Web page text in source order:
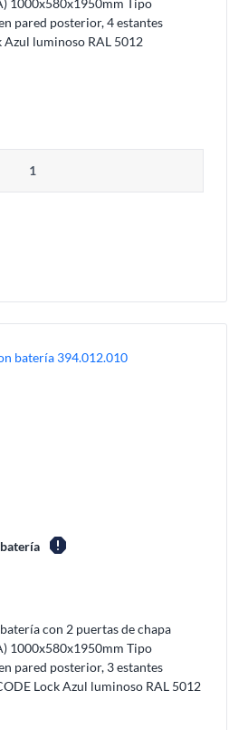
carrito
pared posterior, 4 estantes
Azul luminoso RAL 5012
del producto o
report
con 2 puertas de chapa
1000x580x1950mm Tipo
pared posterior, 3 estantes
Lock Azul luminoso RAL 5012